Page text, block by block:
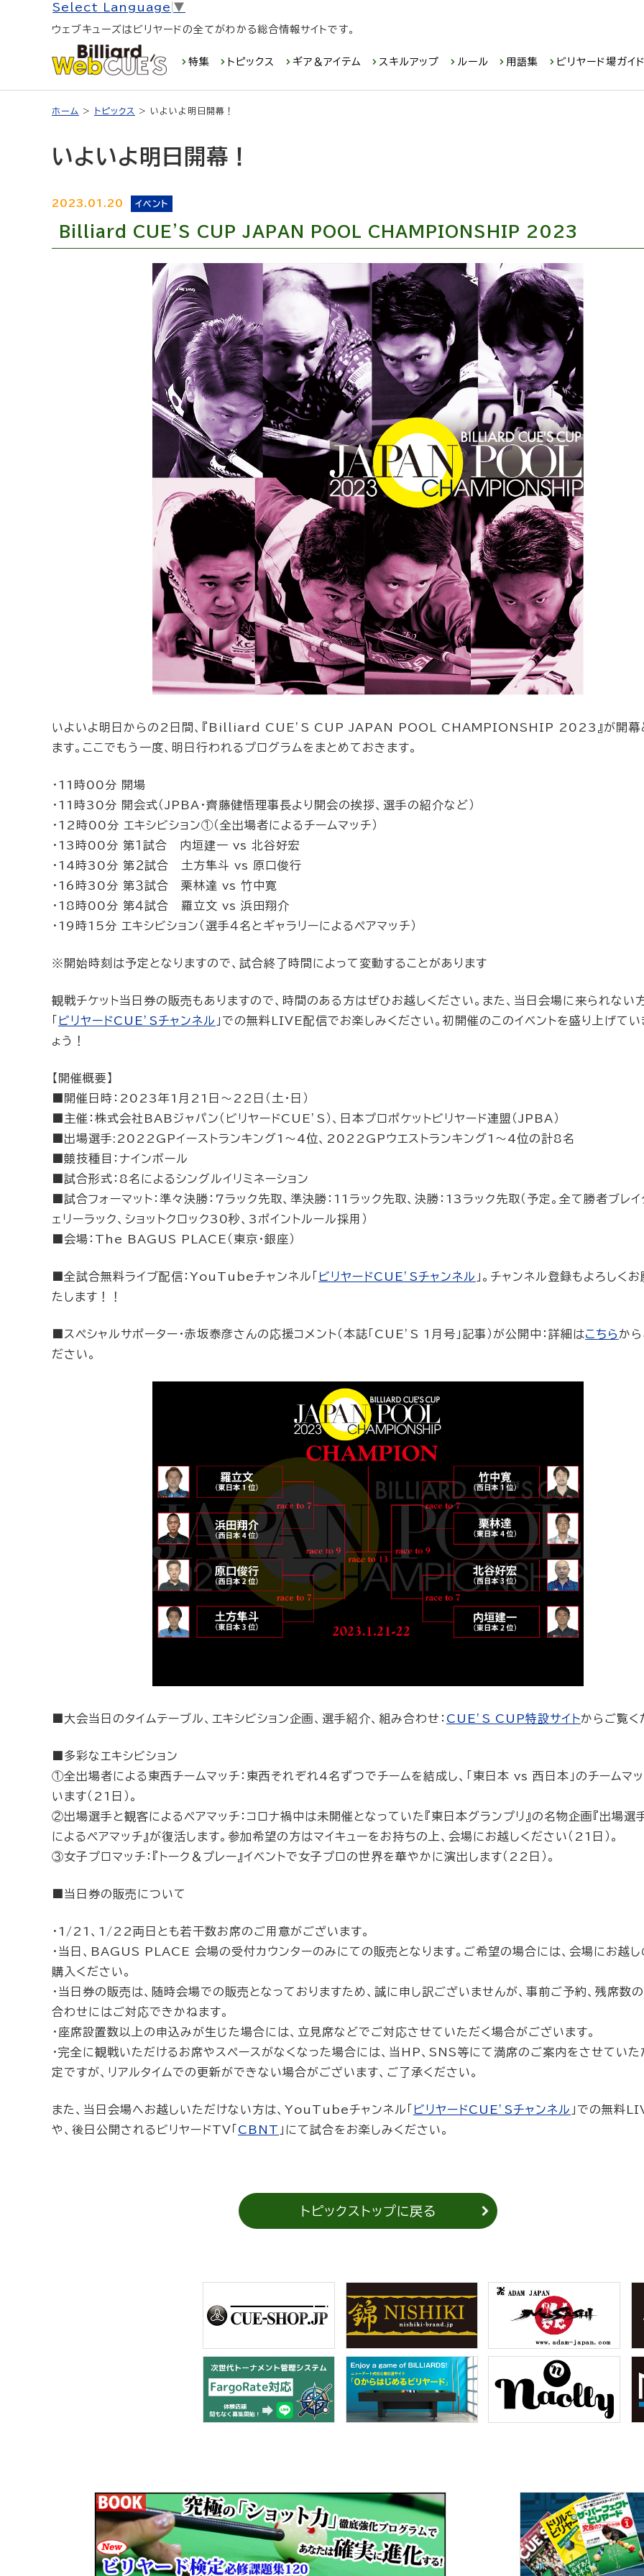
Select Language ▼
ウェブキューズはビリヤードの全てがわかる総合情報サイトです。
特集 トピックス ギア＆アイテム スキルアップ ルール 用語集 ビリヤード場ガイ
ホーム > トピックス > いよいよ明日開幕！
いよいよ明日開幕！
2023.01.20 イベント
Billiard CUE'S CUP JAPAN POOL CHAMPIONSHIP 2023
いよいよ明日からの2日間、『Billiard CUE’S CUP JAPAN POOL CHAMPIONSHIP 2023』が開幕
ます。ここでもう一度、明日行われるプログラムをまとめておきます。
・11時00分 開場
・11時30分 開会式（JPBA・齊藤健悟理事長より開会の挨拶、選手の紹介など）
・12時00分 エキシビション①（全出場者によるチームマッチ）
・13時00分 第１試合 内垣建一 vs 北谷好宏
・14時30分 第２試合 土方隼斗 vs 原口俊行
・16時30分 第３試合 栗林達 vs 竹中寛
・18時00分 第４試合 羅立文 vs 浜田翔介
・19時15分 エキシビション（選手４名とギャラリーによるペアマッチ）
※開始時刻は予定となりますので、試合終了時間によって変動することがあります
観戦チケット当日券の販売もありますので、時間のある方はぜひお越しください。また、当日会場に来られない
「 ビリヤードCUE’Sチャンネル 」での無料LIVE配信でお楽しみください。初開催のこのイベントを盛り上げてい
ょう！
【開催概要】
■開催日時：2023年1月21日〜22日（土・日）
■主催：株式会社BABジャパン（ビリヤードCUE’S）、日本プロポケットビリヤード連盟（JPBA）
■出場選手:2022GPイーストランキング1〜4位、2022GPウエストランキング1〜4位の計8名
■競技種目：ナインボール
■試合形式：8名によるシングルイリミネーション
■試合フォーマット：準々決勝：7ラック先取、準決勝：11ラック先取、決勝：13ラック先取（予定。全て勝者ブレイ
ェリーラック、ショットクロック30秒、3ポイントルール採用）
■会場：The BAGUS PLACE（東京・銀座）
■全試合無料ライブ配信：YouTubeチャンネル「 ビリヤードCUE’Sチャンネル 」。チャンネル登録もよろしく
たします！！
■スペシャルサポーター・赤坂泰彦さんの応援コメント（本誌「CUE’S 1月号」記事）が公開中：詳細はこちら か
ださい。
■大会当日のタイムテーブル、エキシビション企画、選手紹介、組み合わせ： CUE’S CUP特設サイトからご覧く
■多彩なエキシビション
①全出場者による東西チームマッチ：東西それぞれ4名ずつでチームを結成し、「東日本 vs 西日本」のチームマ
います（21日）。
②出場選手と観客によるペアマッチ：コロナ禍中は未開催となっていた『東日本グランプリ』の名物企画『出場選
によるペアマッチ』が復活します。参加希望の方はマイキューをお持ちの上、会場にお越しください（21日）。
③女子プロマッチ：『トーク＆プレー』イベントで女子プロの世界を華やかに演出します（22日）。
■当日券の販売について
・1/21、1/22両日とも若干数お席のご用意がございます。
・当日、BAGUS PLACE 会場の受付カウンターのみにての販売となります。ご希望の場合には、会場にお越
購入ください。
・当日券の販売は、随時会場での販売となっておりますため、誠に申し訳ございませんが、事前ご予約、残席数
合わせにはご対応できかねます。
・座席設置数以上の申込みが生じた場合には、立見席などでご対応させていただく場合がございます。
・完全に観戦いただけるお席やスペースがなくなった場合には、当HP、SNS等にて満席のご案内をさせていた
定ですが、リアルタイムでの更新ができない場合がございます、ご了承ください。
また、当日会場へお越しいただけない方は、YouTubeチャンネル「 ビリヤードCUE’Sチャンネル 」での無料
や、後日公開されるビリヤードTV「 CBNT 」にて試合をお楽しみください。
トピックストップに戻る